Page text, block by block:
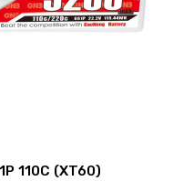
110C (XT60)